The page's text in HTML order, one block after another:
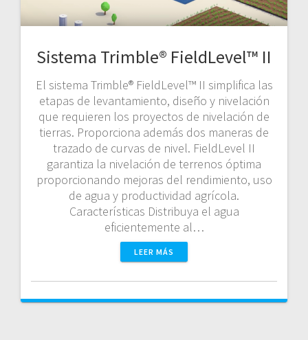
Sistema Trimble® FieldLevel™ II
El sistema Trimble® FieldLevel™ II simplifica las
etapas de levantamiento, diseño y nivelación
que requieren los proyectos de nivelación de
tierras. Proporciona además dos maneras de
trazado de curvas de nivel. FieldLevel II
garantiza la nivelación de terrenos óptima
proporcionando mejoras del rendimiento, uso
de agua y productividad agrícola.
Características Distribuya el agua
eficientemente al…
LEER MÁS